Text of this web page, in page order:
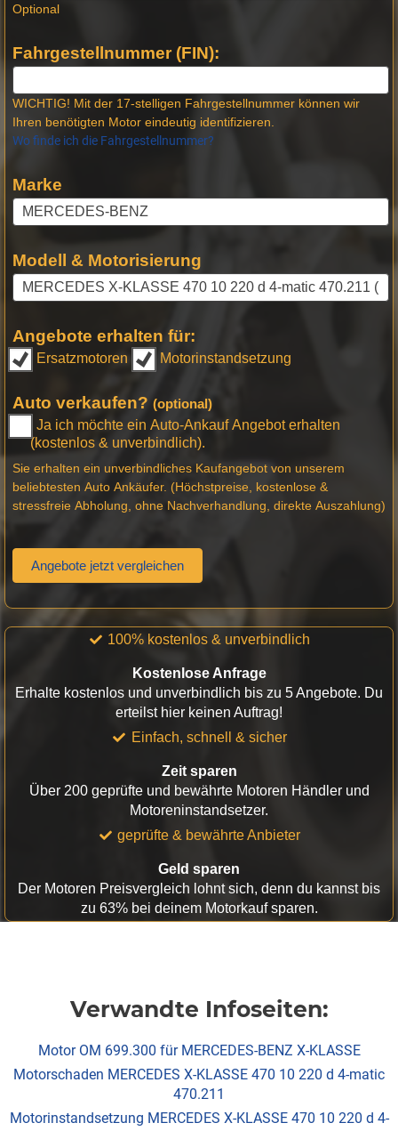
Optional
Fahrgestellnummer (FIN):
WICHTIG! Mit der 17-stelligen Fahrgestellnummer können wir
Ihren benötigten Motor eindeutig identifizieren.
Wo finde ich die Fahrgestellnummer?
Marke
Modell & Motorisierung
Angebote erhalten für:
Ersatzmotoren Motorinstandsetzung
Auto verkaufen? (optional)
Ja ich möchte ein Auto-Ankauf Angebot erhalten
(kostenlos & unverbindlich).
Sie erhalten ein unverbindliches Kaufangebot von unserem
beliebtesten Auto Ankäufer. (Höchstpreise, kostenlose &
stressfreie Abholung, ohne Nachverhandlung, direkte Auszahlung)
Angebote jetzt vergleichen
100% kostenlos & unverbindlich
Kostenlose Anfrage
Erhalte kostenlos und unverbindlich bis zu 5 Angebote. Du
erteilst hier keinen Auftrag!
Einfach, schnell & sicher
Zeit sparen
Über 200 geprüfte und bewährte Motoren Händler und
Motoreninstandsetzer.
geprüfte & bewährte Anbieter
Geld sparen
Der Motoren Preisvergleich lohnt sich, denn du kannst bis
zu 63% bei deinem Motorkauf sparen.
Verwandte Infoseiten:
Motor OM 699.300 für MERCEDES-BENZ X-KLASSE
Motorschaden MERCEDES X-KLASSE 470 10 220 d 4-matic
470.211
Motorinstandsetzung MERCEDES X-KLASSE 470 10 220 d 4-